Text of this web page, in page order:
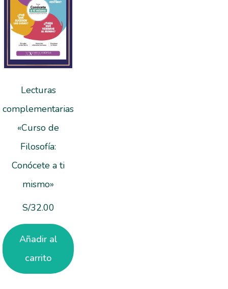
Lecturas
complementarias
«Curso de
Filosofía:
Conócete a ti
mismo»
S/32.00
Añadir al
carrito